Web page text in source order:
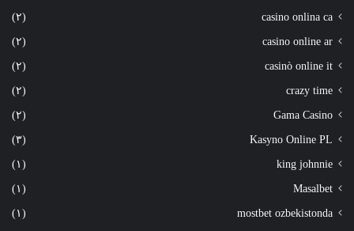
casino onlina ca (٢)
casino online ar (٢)
casinò online it (٢)
crazy time (٢)
Gama Casino (٢)
Kasyno Online PL (٣)
king johnnie (١)
Masalbet (١)
mostbet ozbekistonda (١)